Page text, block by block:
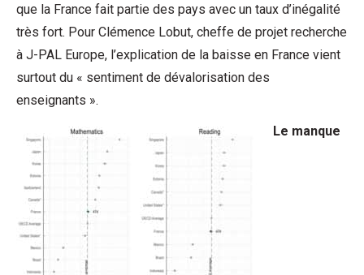
que la France fait partie des pays avec un taux d’inégalité
très fort. Pour Clémence Lobut, cheffe de projet recherche
à J-PAL Europe, l’explication de la baisse en France vient
surtout du « sentiment de dévalorisation des
enseignants ».
Le manque